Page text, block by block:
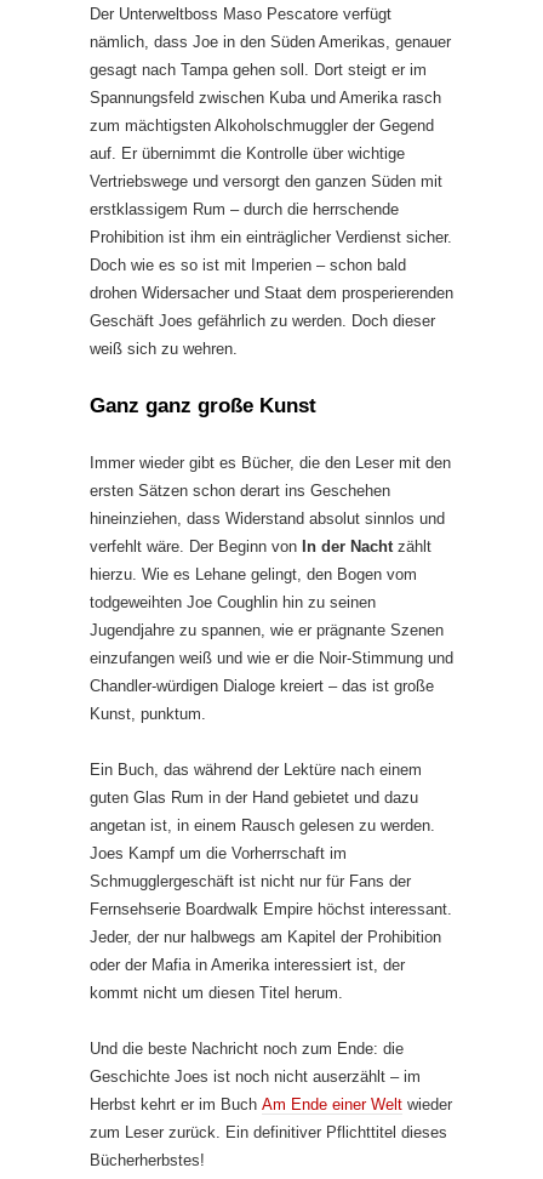
Der Unterweltboss Maso Pescatore verfügt
nämlich, dass Joe in den Süden Amerikas, genauer
gesagt nach Tampa gehen soll. Dort steigt er im
Spannungsfeld zwischen Kuba und Amerika rasch
zum mächtigsten Alkoholschmuggler der Gegend
auf. Er übernimmt die Kontrolle über wichtige
Vertriebswege und versorgt den ganzen Süden mit
erstklassigem Rum – durch die herrschende
Prohibition ist ihm ein einträglicher Verdienst sicher.
Doch wie es so ist mit Imperien – schon bald
drohen Widersacher und Staat dem prosperierenden
Geschäft Joes gefährlich zu werden. Doch dieser
weiß sich zu wehren.
Ganz ganz große Kunst
Immer wieder gibt es Bücher, die den Leser mit den
ersten Sätzen schon derart ins Geschehen
hineinziehen, dass Widerstand absolut sinnlos und
verfehlt wäre. Der Beginn von In der Nacht zählt
hierzu. Wie es Lehane gelingt, den Bogen vom
todgeweihten Joe Coughlin hin zu seinen
Jugendjahre zu spannen, wie er prägnante Szenen
einzufangen weiß und wie er die Noir-Stimmung und
Chandler-würdigen Dialoge kreiert – das ist große
Kunst, punktum.
Ein Buch, das während der Lektüre nach einem
guten Glas Rum in der Hand gebietet und dazu
angetan ist, in einem Rausch gelesen zu werden.
Joes Kampf um die Vorherrschaft im
Schmugglergeschäft ist nicht nur für Fans der
Fernsehserie Boardwalk Empire höchst interessant.
Jeder, der nur halbwegs am Kapitel der Prohibition
oder der Mafia in Amerika interessiert ist, der
kommt nicht um diesen Titel herum.
Und die beste Nachricht noch zum Ende: die
Geschichte Joes ist noch nicht auserzählt – im
Herbst kehrt er im Buch Am Ende einer Welt wieder
zum Leser zurück. Ein definitiver Pflichttitel dieses
Bücherherbstes!